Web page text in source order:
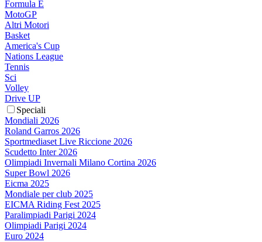
Formula E
MotoGP
Altri Motori
Basket
America's Cup
Nations League
Tennis
Sci
Volley
Drive UP
Speciali
Mondiali 2026
Roland Garros 2026
Sportmediaset Live Riccione 2026
Scudetto Inter 2026
Olimpiadi Invernali Milano Cortina 2026
Super Bowl 2026
Eicma 2025
Mondiale per club 2025
EICMA Riding Fest 2025
Paralimpiadi Parigi 2024
Olimpiadi Parigi 2024
Euro 2024